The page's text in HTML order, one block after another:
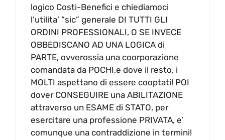
logico Costi-Benefici e chiediamoci
l’utilita’ “sic” generale DI TUTTI GLI
ORDINI PROFESSIONALI, O SE INVECE
OBBEDISCANO AD UNA LOGICA di
PARTE, ovverossia una coorporazione
comandata da POCHI,e dove il resto, i
MOLTI aspettano di essere cooptati! POI
dover CONSEGUIRE una ABILITAZIONE
attraverso un ESAME di STATO, per
esercitare una professione PRIVATA, e’
comunque una contraddizione in termini!